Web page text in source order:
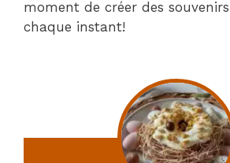
moment de créer des
chaque instant!